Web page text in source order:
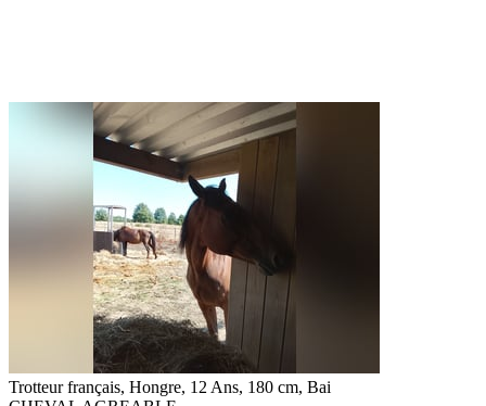
Trotteur français, Hongre, 12 Ans, 180 cm, Bai